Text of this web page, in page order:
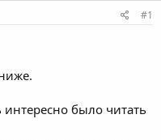
#1
интересно было читать